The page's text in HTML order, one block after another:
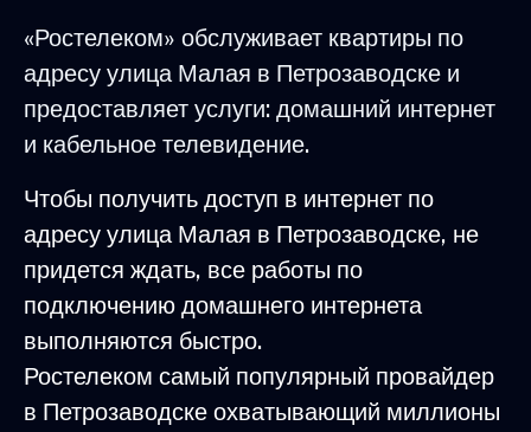
«Ростелеком» обслуживает квартиры по
адресу улица Малая в Петрозаводске и
предоставляет услуги: домашний интернет
и кабельное телевидение.
Чтобы получить доступ в интернет по
адресу улица Малая в Петрозаводске, не
придется ждать, все работы по
подключению домашнего интернета
выполняются быстро.
Ростелеком самый популярный провайдер
в Петрозаводске охватывающий миллионы